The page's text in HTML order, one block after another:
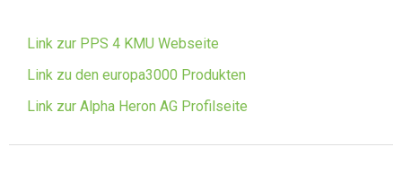
Link zur PPS 4 KMU Webseite
Link zu den europa3000 Produkten
Link zur Alpha Heron AG Profilseite